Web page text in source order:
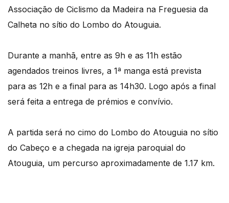
Associação de Ciclismo da Madeira na Freguesia da
Calheta no sítio do Lombo do Atouguia.
Durante a manhã, entre as 9h e as 11h estão
agendados treinos livres, a 1ª manga está prevista
para as 12h e a final para as 14h30. Logo após a final
será feita a entrega de prémios e convívio.
A partida será no cimo do Lombo do Atouguia no sítio
do Cabeço e a chegada na igreja paroquial do
Atouguia, um percurso aproximadamente de 1.17 km.